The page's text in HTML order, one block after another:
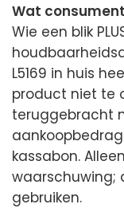
Wat
Wie een blik
L5169 in huis
product niet te
teruggebracht
kassabon.
waarschuwing;
gebruiken.